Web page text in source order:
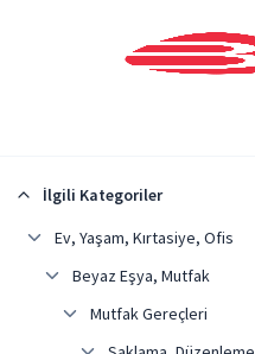
İlgili Kategoriler
Ev, Yaşam, Kırtasiye, Ofis
Beyaz Eşya, Mutfak
Mutfak Gereçleri